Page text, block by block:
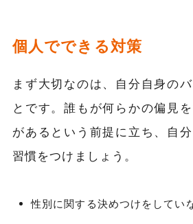
個人でできる対策
まず大切なのは、自分自身の
とです。誰もが何らかの偏見
があるという前提に立ち、自
習慣をつけましょう。
性別に関する決めつけをしてい